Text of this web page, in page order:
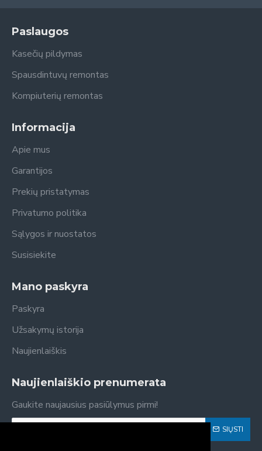
Paslaugos
Kasečių pildymas
Spausdintuvų remontas
Kompiuterių remontas
Informacija
Apie mus
Garantijos
Prekių pristatymas
Privatumo politika
Sąlygos ir nuostatos
Susisiekite
Mano paskyra
Paskyra
Užsakymų istorija
Naujienlaiškis
Naujienlaiškio prenumerata
Gaukite naujausius pasiūlymus pirmi!
SIŲSTI